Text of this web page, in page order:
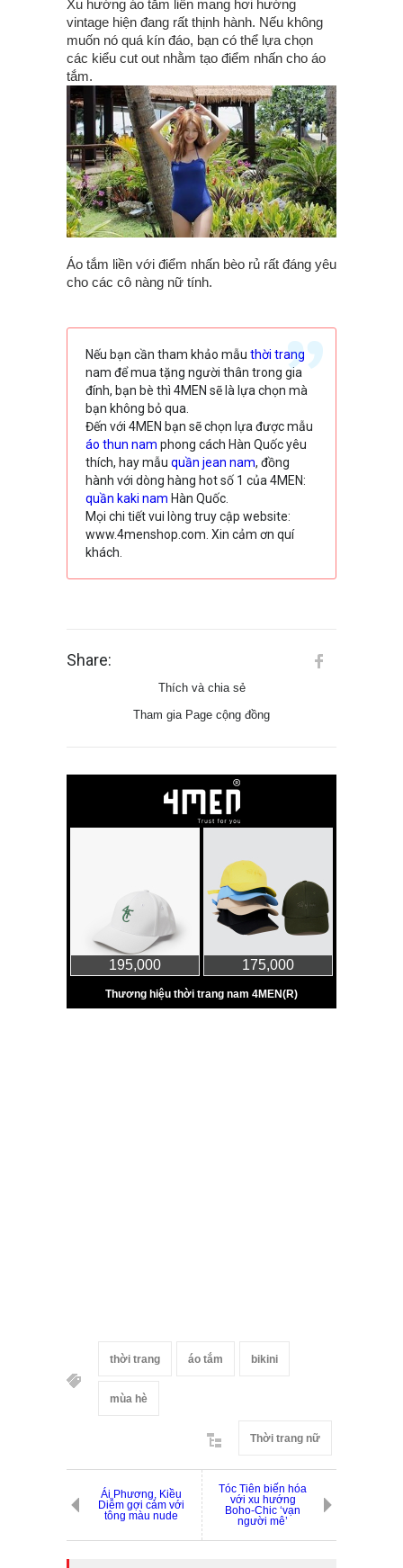
Xu hướng áo tắm liền mang hơi hướng
vintage hiện đang rất thịnh hành. Nếu không
muốn nó quá kín đáo, bạn có thể lựa chọn
các kiểu cut out nhằm tạo điểm nhấn cho áo
tắm.
Áo tắm liền với điểm nhấn bèo rủ rất đáng yêu
cho các cô nàng nữ tính.
Nếu bạn cần tham khảo mẫu thời trang
nam để mua tặng người thân trong gia
đính, bạn bè thì 4MEN sẽ là lựa chọn mà
bạn không bỏ qua.
Đến với 4MEN bạn sẽ chọn lựa được mẫu
áo thun nam phong cách Hàn Quốc yêu
thích, hay mẫu quần jean nam, đồng
hành với dòng hàng hot số 1 của 4MEN:
quần kaki nam Hàn Quốc.
Mọi chi tiết vui lòng truy cập website:
www.4menshop.com. Xin cảm ơn quí
khách.
Share:
Thích và chia sẻ
Tham gia Page cộng đồng
thời trang áo tắm bikini
mùa hè
Thời trang nữ
Ái Phương, Kiều
Diễm gợi cảm với
tông màu nude
Tóc Tiên biến hóa
với xu hướng
Boho-Chic ‘vạn
người mê’